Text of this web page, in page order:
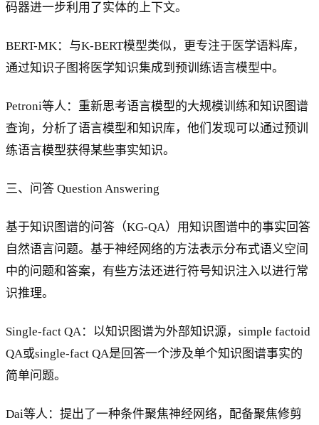
码器进一步利用了实体的上下文。
BERT-MK：与K-BERT模型类似，更专注于医学语料库，
通过知识子图将医学知识集成到预训练语言模型中。
Petroni等人：重新思考语言模型的大规模训练和知识图谱
查询，分析了语言模型和知识库，他们发现可以通过预训
练语言模型获得某些事实知识。
三、问答 Question Answering
基于知识图谱的问答（KG-QA）用知识图谱中的事实回答
自然语言问题。基于神经网络的方法表示分布式语义空间
中的问题和答案，有些方法还进行符号知识注入以进行常
识推理。
Single-fact QA：以知识图谱为外部知识源，simple factoid
QA或single-fact QA是回答一个涉及单个知识图谱事实的
简单问题。
Dai等人：提出了一种条件聚焦神经网络，配备聚焦修剪